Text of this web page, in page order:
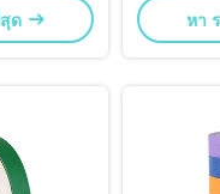
ด หา